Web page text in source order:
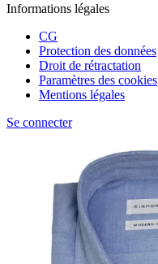
Informations légales
CG
Protection des données
Droit de rétractation
Paramètres des cookies
Mentions légales
Se connecter